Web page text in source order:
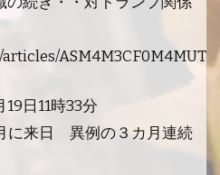
日11時33分
に来日 異例の３カ月連続